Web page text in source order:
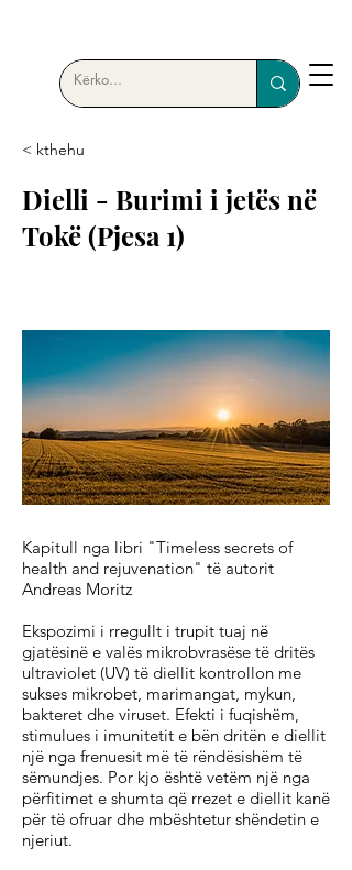
< kthehu
Dielli - Burimi i jetës në
Tokë (Pjesa 1)
Kapitull nga libri "Timeless secrets of
health and rejuvenation" të autorit
Andreas Moritz
Ekspozimi i rregullt i trupit tuaj në
gjatësinë e valës mikrobvrasëse të dritës
ultraviolet (UV) të diellit kontrollon me
sukses mikrobet, marimangat, mykun,
bakteret dhe viruset. Efekti i fuqishëm,
stimulues i imunitetit e bën dritën e diellit
një nga frenuesit më të rëndësishëm të
sëmundjes. Por kjo është vetëm një nga
përfitimet e shumta që rrezet e diellit kanë
për të ofruar dhe mbështetur shëndetin e
njeriut.